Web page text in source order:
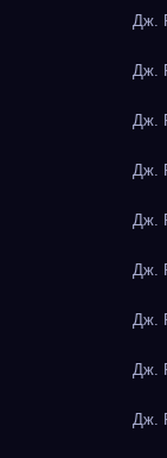
Дж.
Дж.
Дж.
Дж.
Дж.
Дж.
Дж.
Дж.
Дж.